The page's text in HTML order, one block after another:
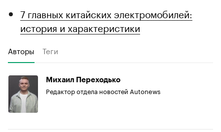
7 главных китайских электромобилей:
история и характеристики
Авторы Теги
Михаил Переходько
Редактор отдела новостей Autonews